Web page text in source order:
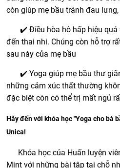
còn giúp mẹ bầu tránh đau
✔️ Điều hòa hô hấp hiệu quả
đến thai nhi. Chúng còn hỗ trợ
sau này của mẹ bầu
✔️ Yoga giúp mẹ bầu thư
những cảm xúc thất thường
đặc biệt còn có thể trị mất ngủ
Hãy đến với khóa học "Yoga cho bà
Unica!
Khóa học của Huấn luyện
Mint với những bài tập tại chỗ